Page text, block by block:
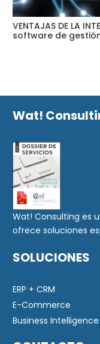
VENTAJAS DE LA
software de
Wat!
Wat! Consulting es
ofrece soluciones
SOLUCIONES
ERP + CRM
E-Commerce
Business Intelligence